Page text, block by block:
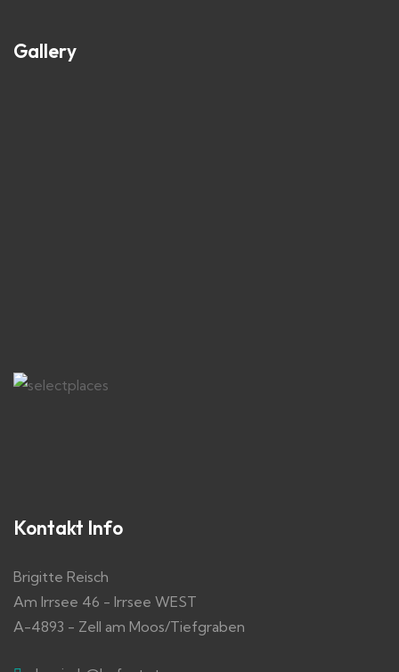
Gallery
Kontakt Info
Brigitte Reisch
Am Irrsee 46 - Irrsee WEST
A-4893 - Zell am Moos/Tiefgraben